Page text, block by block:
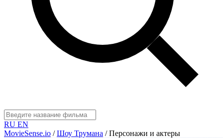
RU EN
MovieSense.io / Шоу Трумана / Персонажи и актеры